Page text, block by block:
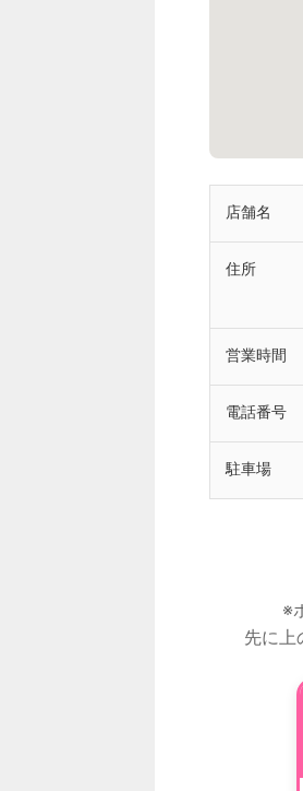
店舗名
住所
営業時間
電話番号
駐車場
※
先に上